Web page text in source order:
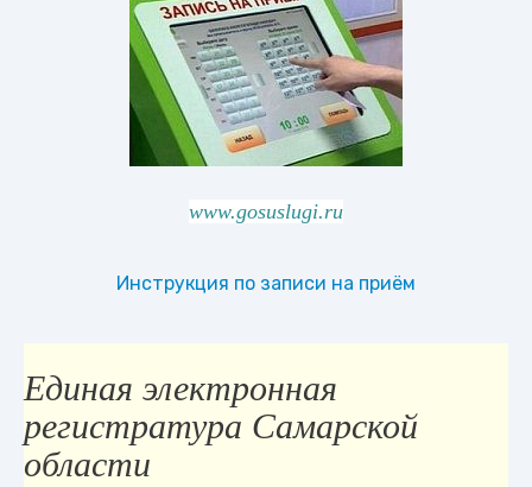
www.gosuslugi.ru
Инструкция по записи на приём
Единая электронная
регистратура Самарской
области